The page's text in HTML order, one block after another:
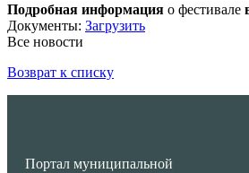
Подробная информация о фестивале
Документы: Загрузить
Все новости
Возврат к списку
Портал муниципальной